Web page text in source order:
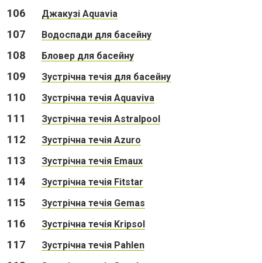
106 Джакузі Aquavia
107 Водоспади для басейну
108 Бловер для басейну
109 Зустрічна течія для басейну
110 Зустрічна течія Aquaviva
111 Зустрічна течія Astralpool
112 Зустрічна течія Azuro
113 Зустрічна течія Emaux
114 Зустрічна течія Fitstar
115 Зустрічна течія Gemas
116 Зустрічна течія Kripsol
117 Зустрічна течія Pahlen